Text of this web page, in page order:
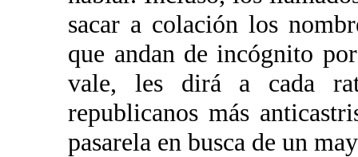
sacar a colación los
que andan de incógnito
vale, les dirá a cada
republicanos más
pasarela en busca de un